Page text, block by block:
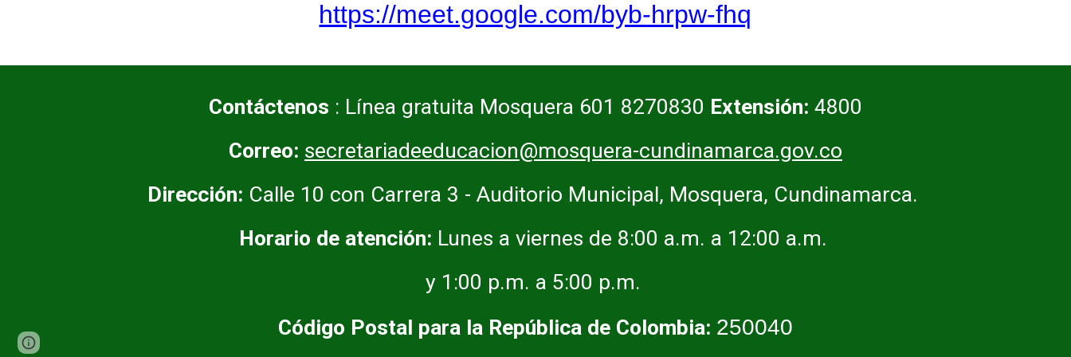
https://meet.google.com/byb-hrpw-fhq
Contáctenos : Línea gratuita Mosquera 601 8270830 Extensión: 4800
Correo: secretariadeeducacion@mosquera-cundinamarca.gov.co
Dirección: Calle 10 con Carrera 3 - Auditorio Municipal, Mosquera, Cundinamarca.
Horario de atención: Lunes a viernes de 8:00 a.m. a 12:00 a.m.
y 1:00 p.m. a 5:00 p.m.
Código Postal para la República de Colombia: 250040